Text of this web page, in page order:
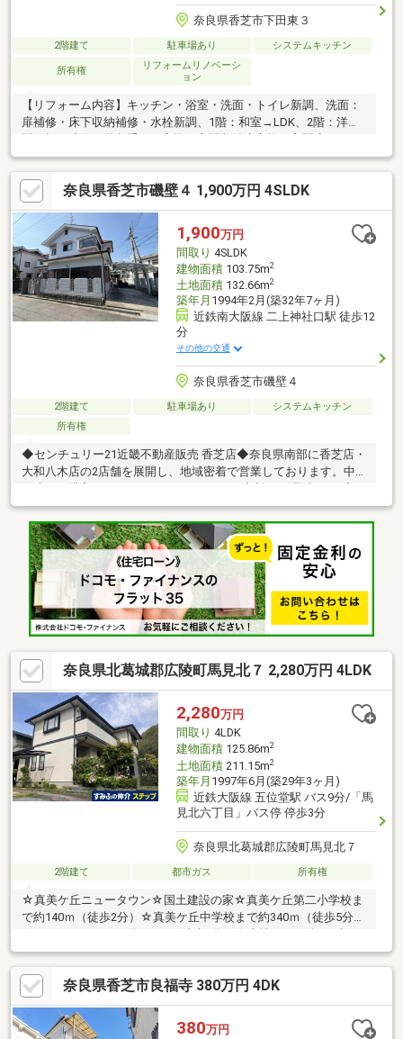
奈良県香芝市下田東３
2階建て 駐車場あり システムキッチン
所有権
リフォームリノベーシ
ョン
【リフォーム内容】キッチン・浴室・洗面・トイレ新調、洗面：
扉補修・床下収納補修・水栓新調、1階：和室→LDK、2階：洋室
ー、給湯器交換、全室クロス貼替、全室フロア上貼、CF貼替（ト
イレ・洗面）、建具新調（1階：洗面・LDK・トイレ、2階：西側
洋室）※駐車台数は車種による。【物件の特徴】２沿線以上利用
可、システムキッチン、２階建、山が見える、年内引渡可、市街
地が近い、内装リフォーム、陽当り良好、全居室収納、ＬＤＫ１
５畳以上、前道６ｍ以上、対面式キッチン、トイレ２ヶ所、東南
向き、南面バルコニー、床下収納、浴室に窓、通風良好
奈良県香芝市磯壁４ 1,900万円 4SLDK
1,900万円
間取り 4SLDK
建物面積103.75m2
土地面積132.66m2
築年月 1994年2月(築32年7ヶ月)
近鉄南大阪線 二上神社口駅 徒歩12
分
その他の交通
奈良県香芝市磯壁４
2階建て 駐車場あり
システムキッチン
所有権
◆センチュリー21近畿不動産販売 香芝店◆奈良県南部に香芝店・
大和八木店の2店舗を展開し、地域密着で営業しております。中古
ンニングにも対応し、ご入居後の暮らしに合わせた住まいづくり
をサポートいたします。センチュリー21のネットワークと情報力
を活かし、ご購入後のアフターサービスまで安心して進めていた
だけるようサポートいたします。◆住まいづくりに関することな
ら何でもお気軽にご相談ください◆
奈良県北葛城郡広陵町馬見北７ 2,280万円 4LDK
2,280万円
間取り 4LDK
建物面積125.86m2
土地面積211.15m2
築年月 1997年6月(築29年3ヶ月)
近鉄大阪線 五位堂駅 バス9分/「馬
見北六丁目」バス停 停歩3分
奈良県北葛城郡広陵町馬見北７
2階建て 都市ガス 所有権
☆真美ケ丘ニュータウン☆国土建設の家☆真美ケ丘第二小学校ま
で約140ｍ（徒歩2分）☆真美ケ丘中学校まで約340ｍ（徒歩5分）
物：38.07坪☆駐車スペース2台(車種による)☆即入居可(但し、残
代金清算後)
奈良県香芝市良福寺 380万円 4DK
380万円